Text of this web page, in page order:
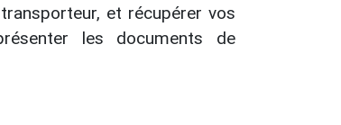
et récupérer vos
les documents de